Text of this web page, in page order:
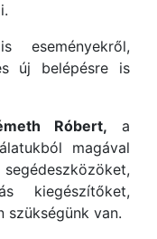
eseményekről,
új belépésre is
Róbert, a
magával
kiegészítőket,
szükségünk van.